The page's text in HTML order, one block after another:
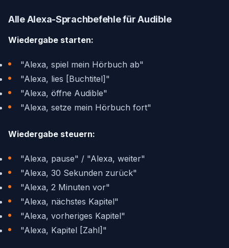
Alle Alexa-Sprachbefehle für Audible
Wiedergabe starten:
"Alexa, spiel mein Hörbuch ab"
"Alexa, lies [Buchtitel]"
"Alexa, öffne Audible"
"Alexa, setze mein Hörbuch fort"
Wiedergabe steuern:
"Alexa, pause" / "Alexa, weiter"
"Alexa, 30 Sekunden zurück"
"Alexa, 2 Minuten vor"
"Alexa, nächstes Kapitel"
"Alexa, vorheriges Kapitel"
"Alexa, Kapitel [Zahl]"